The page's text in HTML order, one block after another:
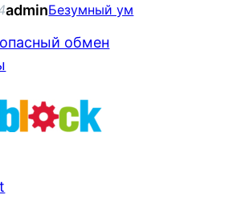
adminБезумный ум
обмен